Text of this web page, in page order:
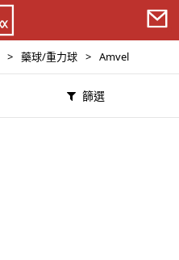
> 藥球/重力球 > Amvel
篩選